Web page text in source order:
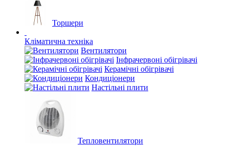
Торшери
Кліматична техніка
Вентилятори
Інфрачервоні обігрівачі
Керамічні обігрівачі
Кондиціонери
Настільні плити
Тепловентилятори